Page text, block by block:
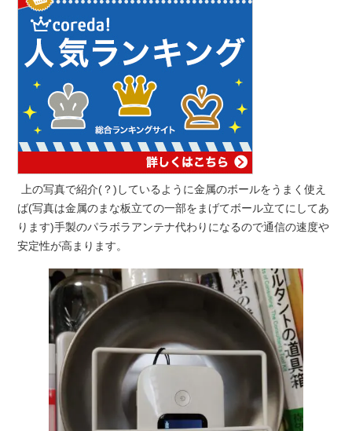
上の写真で紹介(？)しているように金属のボールをうまく使え
ば(写真は金属のまな板立ての一部をまげてボール立てにしてあ
ります)手製のパラボラアンテナ代わりになるので通信の速度や
安定性が高まります。